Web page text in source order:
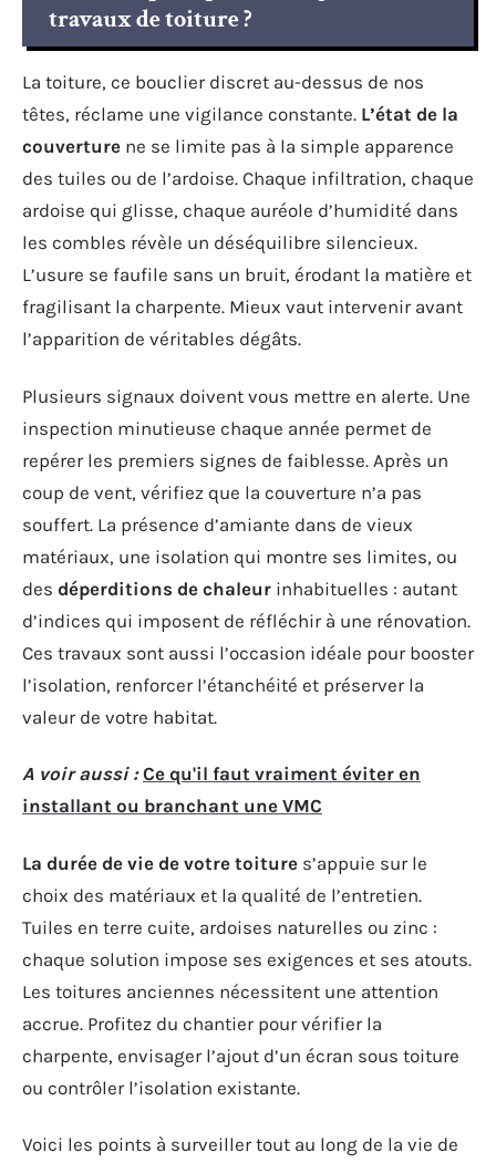
travaux de toiture ?
La toiture, ce bouclier discret au-dessus de nos
têtes, réclame une vigilance constante. L’état de la
couverture ne se limite pas à la simple apparence
des tuiles ou de l’ardoise. Chaque infiltration, chaque
ardoise qui glisse, chaque auréole d’humidité dans
les combles révèle un déséquilibre silencieux.
L’usure se faufile sans un bruit, érodant la matière et
fragilisant la charpente. Mieux vaut intervenir avant
l’apparition de véritables dégâts.
Plusieurs signaux doivent vous mettre en alerte. Une
inspection minutieuse chaque année permet de
repérer les premiers signes de faiblesse. Après un
coup de vent, vérifiez que la couverture n’a pas
souffert. La présence d’amiante dans de vieux
matériaux, une isolation qui montre ses limites, ou
des déperditions de chaleur inhabituelles : autant
d’indices qui imposent de réfléchir à une rénovation.
Ces travaux sont aussi l’occasion idéale pour booster
l’isolation, renforcer l’étanchéité et préserver la
valeur de votre habitat.
A voir aussi : Ce qu'il faut vraiment éviter en
installant ou branchant une VMC
La durée de vie de votre toiture s’appuie sur le
choix des matériaux et la qualité de l’entretien.
Tuiles en terre cuite, ardoises naturelles ou zinc :
chaque solution impose ses exigences et ses atouts.
Les toitures anciennes nécessitent une attention
accrue. Profitez du chantier pour vérifier la
charpente, envisager l’ajout d’un écran sous toiture
ou contrôler l’isolation existante.
Voici les points à surveiller tout au long de la vie de